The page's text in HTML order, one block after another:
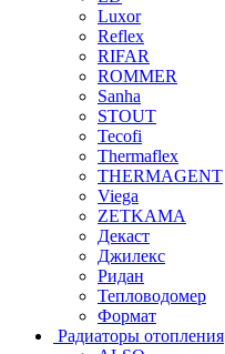
Luxor
Reflex
RIFAR
ROMMER
Sanha
STOUT
Tecofi
Thermaflex
THERMAGENT
Viega
ZETKAMA
Декаст
Джилекс
Ридан
Тепловодомер
Формат
Радиаторы отопления